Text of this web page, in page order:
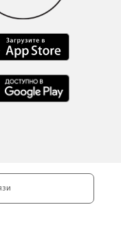
Мобильное
приложение
загрузить
в
Мобильное
приложение